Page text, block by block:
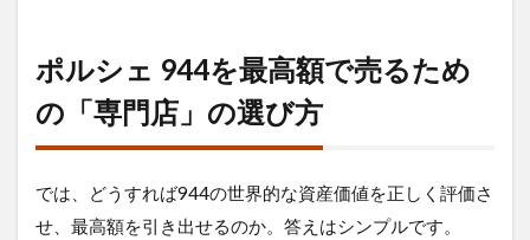
ポルシェ 944を最高額で売るため
の「専門店」の選び方
では、どうすれば944の世界的な資産価値を正しく評価さ
せ、最高額を引き出せるのか。答えはシンプルです。